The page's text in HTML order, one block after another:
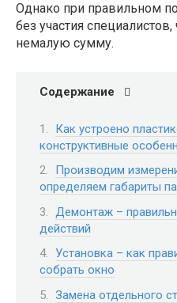
Однако при правильном
без участия
немалую сумму.
Содержание
Как устроено
конструктивные
Производим
определяем габариты
Демонтаж –
действий
Установка – как
собрать окно
Замена отдельного